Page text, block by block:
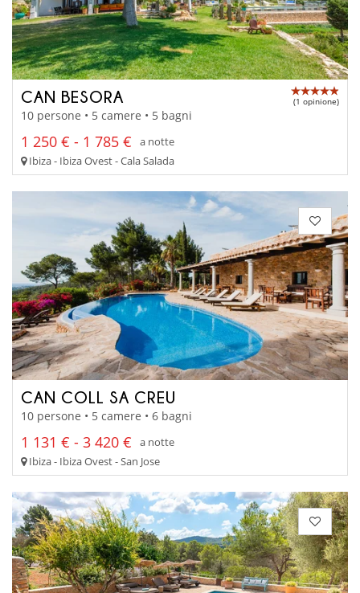
CAN BESORA (1 opinione)
10 persone • 5 camere • 5 bagni
1 250 € - 1 785 €
a notte
Ibiza - Ibiza Ovest - Cala Salada
CAN COLL SA CREU
10 persone • 5 camere • 6 bagni
1 131 € - 3 420 €
a notte
Ibiza - Ibiza Ovest - San Jose